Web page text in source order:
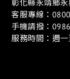
彰化縣永靖鄉
客服專線：
手機請撥：
服務時間：週